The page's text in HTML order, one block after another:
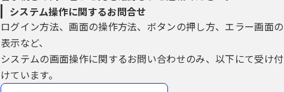
システム操作に関するお問合せ
ログイン方法、画面の操作方法、ボタンの押し方、エラー画面の
表示など、
システムの画面操作に関するお問い合わせのみ、以下にて受け付
けています。